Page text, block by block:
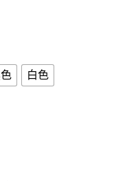
白色